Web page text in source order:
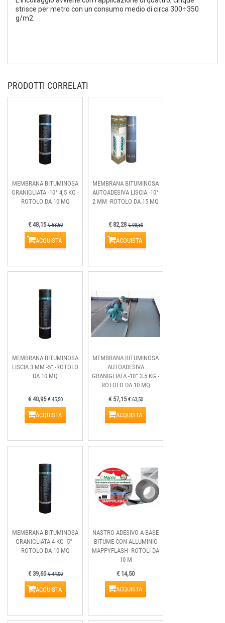
strisce per metro con un consumo medio di circa 300÷350
g/m2.
PRODOTTI CORRELATI
MEMBRANA BITUMINOSA
GRANIGLIATA -10° 4,5 KG -
ROTOLO DA 10 MQ
€ 48,15€ 53,50
ACQUISTA
MEMBRANA BITUMINOSA
AUTOADESIVA LISCIA -10°
2 MM -ROTOLO DA 15 MQ
€ 82,28€ 93,50
ACQUISTA
MEMBRANA BITUMINOSA
LISCIA 3 MM -5° -ROTOLO
DA 10 MQ
€ 40,95€ 45,50
ACQUISTA
MEMBRANA BITUMINOSA
AUTOADESIVA
GRANIGLIATA -10° 3.5 KG -
ROTOLO DA 10 MQ
€ 57,15€ 63,50
ACQUISTA
MEMBRANA BITUMINOSA
GRANIGLIATA 4 KG -5° -
ROTOLO DA 10 MQ
€ 39,60€ 44,00
ACQUISTA
NASTRO ADESIVO A BASE
BITUME CON ALLUMINIO
MAPPYFLASH- ROTOLI DA
10 M
€ 14,50
ACQUISTA